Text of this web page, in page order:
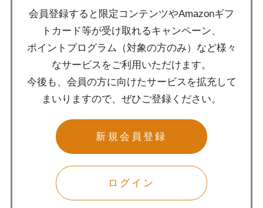
会員登録すると限定コンテンツやAmazonギフ
トカード等が受け取れるキャンペーン、
ポイントプログラム（対象の方のみ）など様々
なサービスをご利用いただけます。
今後も、会員の方に向けたサービスを拡充して
まいりますので、ぜひご登録ください。
新規会員登録
ログイン